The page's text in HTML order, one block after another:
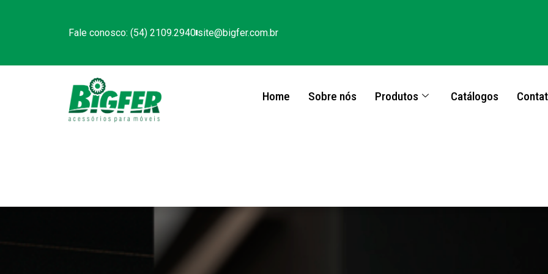
Fale conosco: (54) 2109.2940site@bigfer.com.br
Home Sobre nós Produtos Catálogos